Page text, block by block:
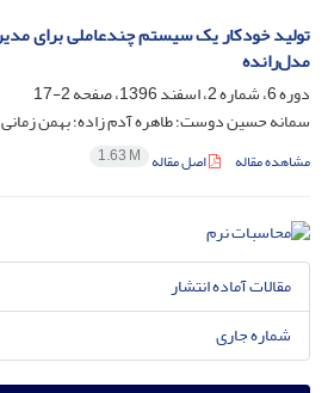
تولید خودکار یک سیستم چندعاملی برای
مدل‌رانده
دوره 6، شماره 2، اسفند 1396، صفحه
2-17
سمانه حسین دوست؛ طاهره آدم زاده؛ بهمن
مشاهده مقاله اصل مقاله 1.63 M
مقالات آماده انتشار
شماره جاری